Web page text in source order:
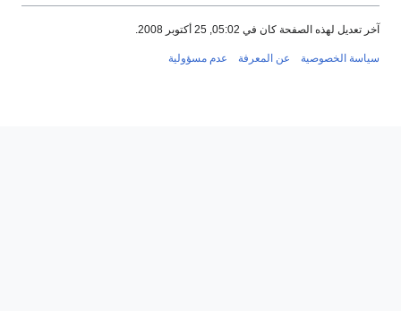
آخر تعديل لهذه الصفحة كان في 05:02, 25 أكتوبر 2008.
سياسة الخصوصية عن المعرفة عدم مسؤولية